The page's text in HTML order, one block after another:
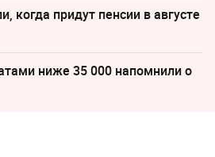
когда придут пенсии в августе
ниже 35 000 напомнили о